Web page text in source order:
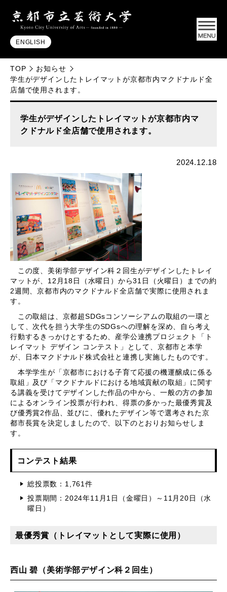
ENGLISH
TOP
お知らせ
学生がデザインしたトレイマットが京都市内マクドナルド全
店舗で使用されます。
学生がデザインしたトレイマットが京都市内マ
クドナルド全店舗で使用されます。
2024.12.18
この度、美術学部デザイン科２回生がデザインしたトレイ
マットが、12月18日（水曜日）から31日（火曜日）までの約
2週間、京都市内のマクドナルド全店舗で実際に使用されま
す。
この取組は、京都超SDGsコンソーシアムの取組の一環と
して、次代を担う大学生のSDGsへの理解を深め、自ら考え
行動するきっかけとするため、産学公連携プロジェクト「ト
レイマット デザイン コンテスト」として、京都市と本学
が、日本マクドナルド株式会社と連携し実施したものです。
本学学生が「京都市における子育て応援の機運醸成に係る
取組」及び「マクドナルドにおける地域貢献の取組」に関す
る講義を受けてデザインした作品の中から、一般の方の参加
によるオンライン投票が行われ、得票の多かった最優秀賞及
び優秀賞2作品、並びに、優れたデザイン等で選考された京
都市長賞を決定しましたので、以下のとおりお知らせしま
す。
コンテスト結果
総投票数：1,761件
投票期間：2024年11月1日（金曜日）～11月20日（水
曜日）
最優秀賞（トレイマットとして実際に使用）
西山 碧（美術学部デザイン科２回生）